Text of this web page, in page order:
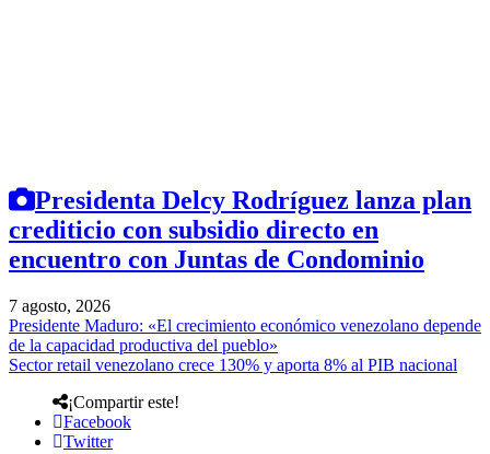
Presidenta Delcy Rodríguez lanza plan
crediticio con subsidio directo en
encuentro con Juntas de Condominio
7 agosto, 2026
Presidente Maduro: «El crecimiento económico venezolano depende
de la capacidad productiva del pueblo»
Sector retail venezolano crece 130% y aporta 8% al PIB nacional
¡Compartir este!
Facebook
Twitter